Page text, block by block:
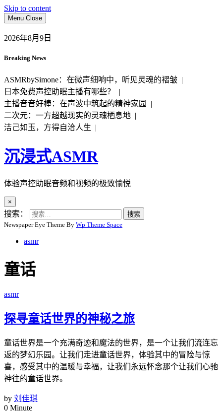
Skip to content
Menu Close
2026年8月9日
Breaking News
ASMRbySimone：在微声细响中，听见灵魂的褶皱 |
日本免费声控助眠主播有哪些？ |
主播音音好棒：在声波中筑起的精神家园 |
二次元：一方超越现实的灵魂栖息地 |
洁己如玉，方得自洽人生 |
沉浸式ASMR
体验声控助眠音频和视频的极致愉悦
×
搜索：
Newspaper Eye Theme By Wp Theme Space
asmr
童话
asmr
探寻童话世界的神秘之旅
童话世界是一个充满奇迹和魔法的世界，是一个让我们流连忘
返的梦幻乐园。让我们走进童话世界，体验其中的冒险与惊
喜，感受其中的温暖与幸福，让我们永远怀念那个让我们心驰
神往的童话世界。
by 刘佳琪
0 Minute